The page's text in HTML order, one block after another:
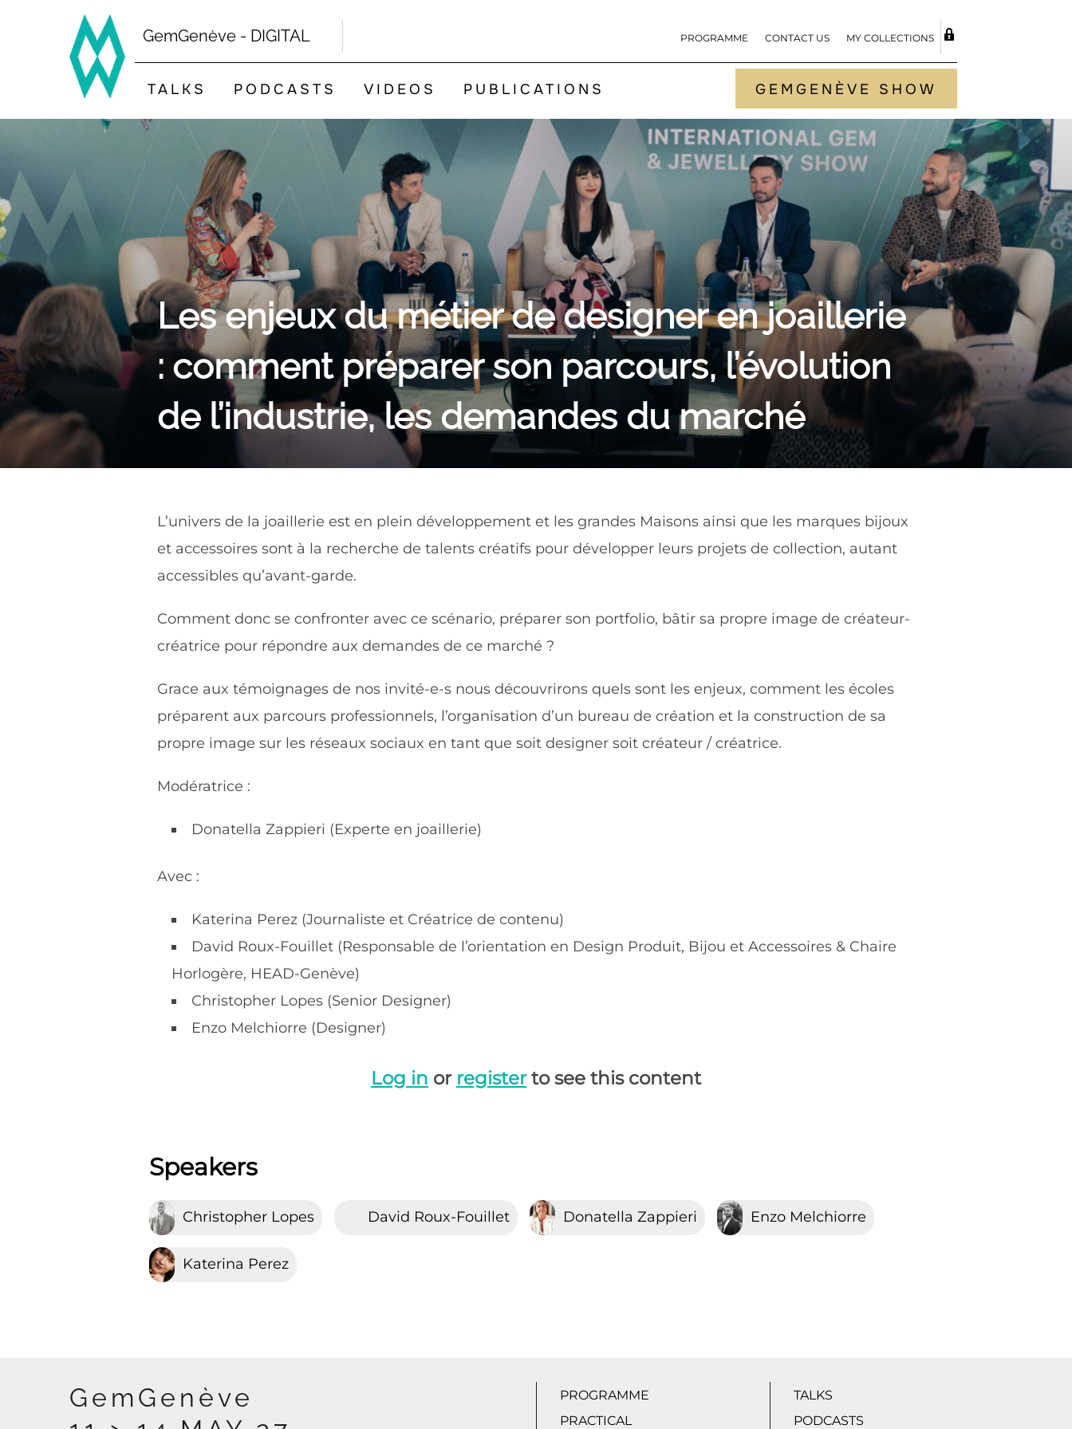
GemGenève - DIGITAL PROGRAMME CONTACT US MY COLLECTIONS
TALKS PODCASTS VIDEOS PUBLICATIONS GEMGENÈVE SHOW
Les enjeux du métier de designer en joaillerie
: comment préparer son parcours, l’évolution
de l’industrie, les demandes du marché
L’univers de la joaillerie est en plein développement et les grandes Maisons ainsi que les marques bijoux
et accessoires sont à la recherche de talents créatifs pour développer leurs projets de collection, autant
accessibles qu’avant-garde.
Comment donc se confronter avec ce scénario, préparer son portfolio, bâtir sa propre image de créateur-
créatrice pour répondre aux demandes de ce marché ?
Grace aux témoignages de nos invité-e-s nous découvrirons quels sont les enjeux, comment les écoles
préparent aux parcours professionnels, l’organisation d’un bureau de création et la construction de sa
propre image sur les réseaux sociaux en tant que soit designer soit créateur / créatrice.
Modératrice :
Donatella Zappieri (Experte en joaillerie)
Avec :
Katerina Perez (Journaliste et Créatrice de contenu)
David Roux-Fouillet (Responsable de l’orientation en Design Produit, Bijou et Accessoires & Chaire
Horlogère, HEAD-Genève)
Christopher Lopes (Senior Designer)
Enzo Melchiorre (Designer)
Log in or registerto see this content
Speakers
Christopher Lopes David Roux-Fouillet Donatella Zappieri Enzo Melchiorre
Katerina Perez
GemGenève
PROGRAMME
PRACTICAL
TALKS
PODCASTS